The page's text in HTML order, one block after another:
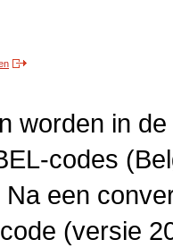
worden in
codes
een
(versie